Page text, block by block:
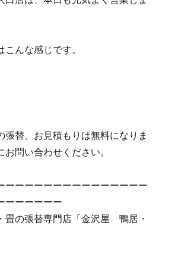
んな感じです。
張替、お見積もりは無料になりま
問い合わせください。
ーーーーーーーーーーーーーーー
ーーーーーー
畳の張替専門店「金沢屋 鴨居・